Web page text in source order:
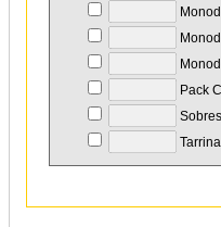
Pack